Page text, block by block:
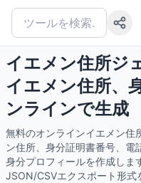
イエメン住所ジ
イエメン住所、
ンラインで生成
無料のオンラインイエメン住
ン住所、身分証明書番号、電
身分プロフィールを作成しま
JSON/CSVエクスポート形式